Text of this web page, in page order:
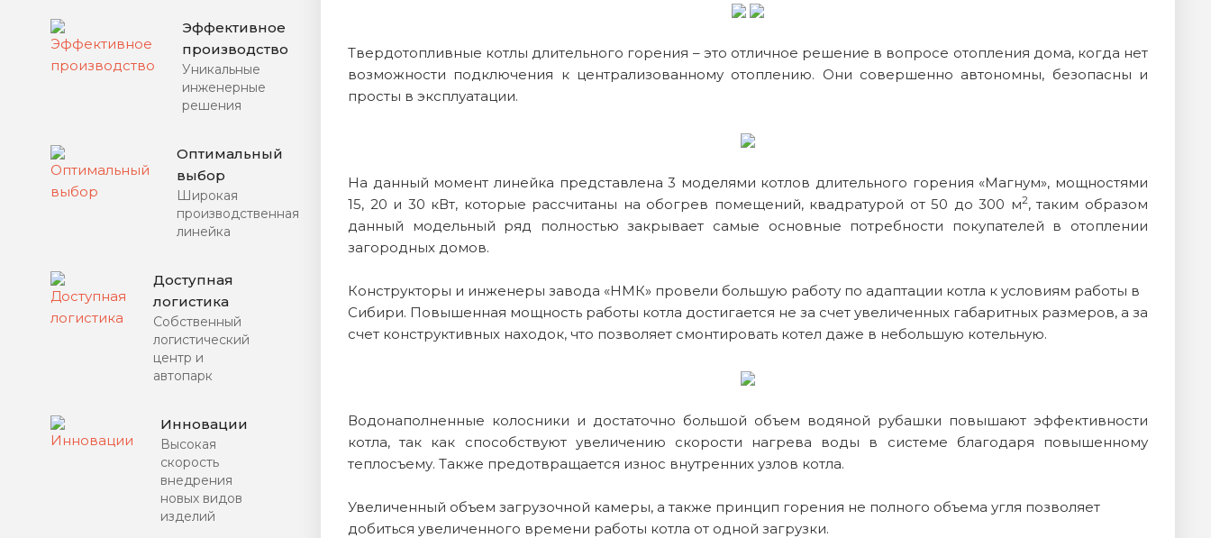
Твердотопливные котлы длительного горения – это отличное решение в вопросе отопления дома, когда нет
возможности подключения к централизованному отоплению. Они совершенно автономны, безопасны и
просты в эксплуатации.
На данный момент линейка представлена 3 моделями котлов длительного горения «Магнум», мощностями
15, 20 и 30 кВт, которые рассчитаны на обогрев помещений, квадратурой от 50 до 300 м2, таким образом
данный модельный ряд полностью закрывает самые основные потребности покупателей в отоплении
загородных домов.
Конструкторы и инженеры завода «НМК» провели большую работу по адаптации котла к условиям работы в
Сибири. Повышенная мощность работы котла достигается не за счет увеличенных габаритных размеров, а за
счет конструктивных находок, что позволяет смонтировать котел даже в небольшую котельную.
Водонаполненные колосники и достаточно большой объем водяной рубашки повышают эффективности
котла, так как способствуют увеличению скорости нагрева воды в системе благодаря повышенному
теплосъему. Также предотвращается износ внутренних узлов котла.
Увеличенный объем загрузочной камеры, а также принцип горения не полного объема угля позволяет
добиться увеличенного времени работы котла от одной загрузки.
Эффективное
производство
Уникальные
инженерные
решения
Оптимальный
выбор
Широкая
производственная
линейка
Доступная
логистика
Собственный
логистический
центр и
автопарк
Инновации
Высокая
скорость
внедрения
новых видов
изделий